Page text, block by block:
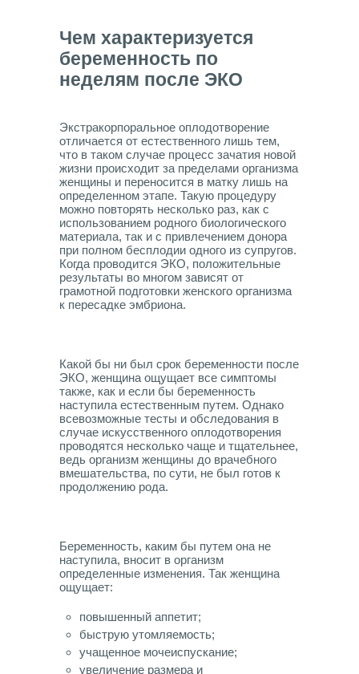
Чем характеризуется
беременность по
неделям после ЭКО
Экстракорпоральное оплодотворение
отличается от естественного лишь тем,
что в таком случае процесс зачатия новой
жизни происходит за пределами организма
женщины и переносится в матку лишь на
определенном этапе. Такую процедуру
можно повторять несколько раз, как с
использованием родного биологического
материала, так и с привлечением донора
при полном бесплодии одного из супругов.
Когда проводится ЭКО, положительные
результаты во многом зависят от
грамотной подготовки женского организма
к пересадке эмбриона.
Какой бы ни был срок беременности после
ЭКО, женщина ощущает все симптомы
также, как и если бы беременность
наступила естественным путем. Однако
всевозможные тесты и обследования в
случае искусственного оплодотворения
проводятся несколько чаще и тщательнее,
ведь организм женщины до врачебного
вмешательства, по сути, не был готов к
продолжению рода.
Беременность, каким бы путем она не
наступила, вносит в организм
определенные изменения. Так женщина
ощущает:
повышенный аппетит;
быструю утомляемость;
учащенное мочеиспускание;
увеличение размера и